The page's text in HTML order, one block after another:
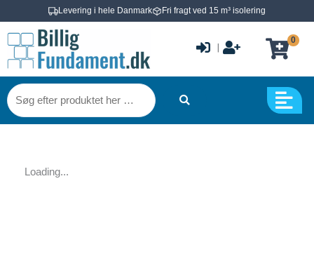
Levering i hele Danmark Fri fragt ved 15 m³ isolering
til
|
0
Søg
efter
produktet
Loading...